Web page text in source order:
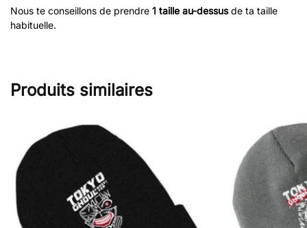
Nous te conseillons de prendre 1 taille au-dessusde ta taille
habituelle.
Produits similaires